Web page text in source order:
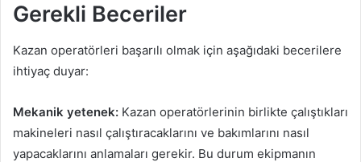
Gerekli Beceriler
Kazan operatörleri başarılı olmak için aşağıdaki becerilere
ihtiyaç duyar:
Mekanik yetenek: Kazan operatörlerinin birlikte çalıştıkları
makineleri nasıl çalıştıracaklarını ve bakımlarını nasıl
yapacaklarını anlamaları gerekir. Bu durum ekipmanın